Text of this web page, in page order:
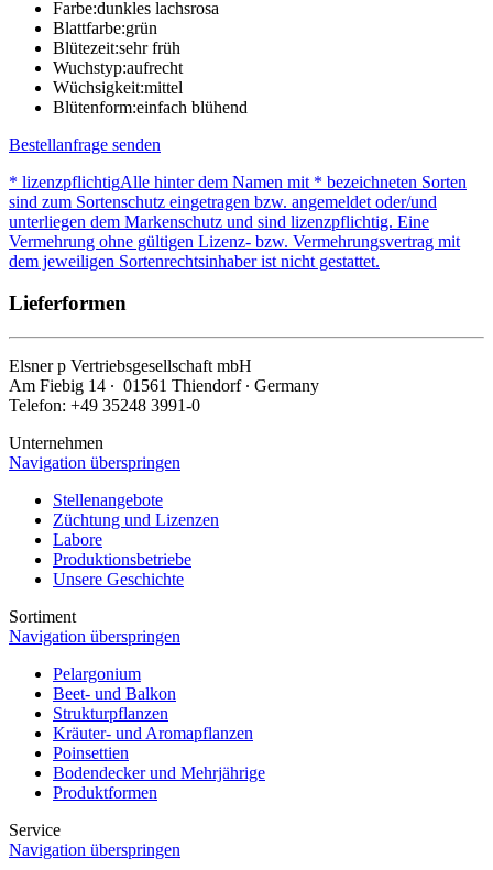
Farbe:dunkles lachsrosa
Blattfarbe:grün
Blütezeit:sehr früh
Wuchstyp:aufrecht
Wüchsigkeit:mittel
Blütenform:einfach blühend
Bestellanfrage senden
* lizenzpflichtigAlle hinter dem Namen mit * bezeichneten Sorten
sind zum Sortenschutz eingetragen bzw. angemeldet oder/und
unterliegen dem Markenschutz und sind lizenzpflichtig. Eine
Vermehrung ohne gültigen Lizenz- bzw. Vermehrungsvertrag mit
dem jeweiligen Sortenrechtsinhaber ist nicht gestattet.
Lieferformen
Elsnerp Vertriebsgesellschaft mbH
Am Fiebig 14 ∙ 01561 Thiendorf ∙ Germany
Telefon: +49 35248 3991-0
Unternehmen
Navigation überspringen
Stellenangebote
Züchtung und Lizenzen
Labore
Produktionsbetriebe
Unsere Geschichte
Sortiment
Navigation überspringen
Pelargonium
Beet- und Balkon
Strukturpflanzen
Kräuter- und Aromapflanzen
Poinsettien
Bodendecker und Mehrjährige
Produktformen
Service
Navigation überspringen